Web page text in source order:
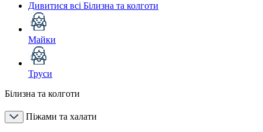
Дивитися всі Білизна та колготи
Майки
Труси
Білизна та колготи
Піжами та халати